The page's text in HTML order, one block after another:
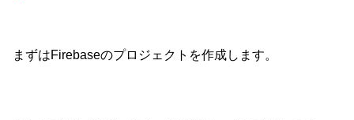
まずはFirebaseのプロジェクトを作成します。